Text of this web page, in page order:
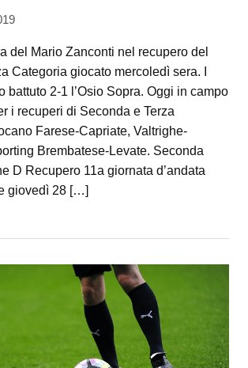
del Mario Zanconti nel recupero del
Categoria giocato mercoledì sera. I
battuto 2-1 l’Osio Sopra. Oggi in campo
i recuperi di Seconda e Terza
Farese-Capriate, Valtrighe-
Brembatese-Levate. Seconda
D Recupero 11a giornata d’andata
giovedì 28 […]